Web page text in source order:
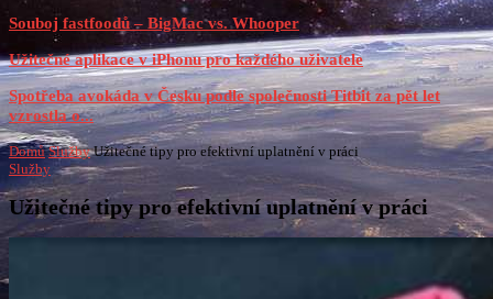
Souboj fastfoodů – BigMac vs. Whooper
Užitečné aplikace v iPhonu pro každého uživatele
Spotřeba avokáda v Česku podle společnosti Titbit za pět let
vzrostla o...
Domů Služby Užitečné tipy pro efektivní uplatnění v práci
Služby
Užitečné tipy pro efektivní uplatnění v práci